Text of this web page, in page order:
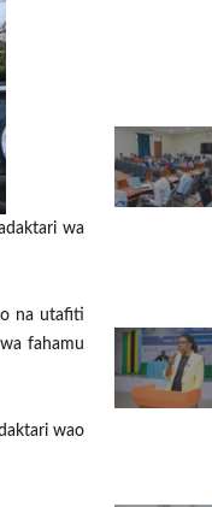
wa
na utafiti
fahamu
wao